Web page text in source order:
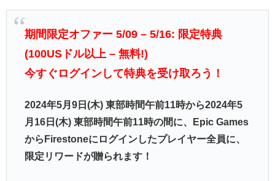
期間限定オファー 5/09 – 5/16: 限定特典
(100USドル以上 – 無料!)
今すぐログインして特典を受け取ろう！
2024年5月9日(木) 東部時間午前11時から2024年5
月16日(木) 東部時間午前11時の間に、Epic Games
からFirestoneにログインしたプレイヤー全員に、
限定リワードが贈られます！